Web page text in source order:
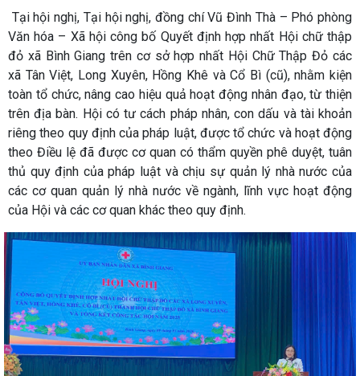
Tại hội nghị, Tại hội nghị, đồng chí Vũ Đình Thà – Phó phòng
Văn hóa – Xã hội công bố Quyết định hợp nhất Hội chữ thập
đỏ xã Bình Giang trên cơ sở hợp nhất Hội Chữ Thập Đỏ các
xã Tân Việt, Long Xuyên, Hồng Khê và Cổ Bì (cũ), nhằm kiện
toàn tổ chức, nâng cao hiệu quả hoạt động nhân đạo, từ thiện
trên địa bàn. Hội có tư cách pháp nhân, con dấu và tài khoản
riêng theo quy định của pháp luật, được tổ chức và hoạt động
theo Điều lệ đã được cơ quan có thẩm quyền phê duyệt, tuân
thủ quy định của pháp luật và chịu sự quản lý nhà nước của
các cơ quan quản lý nhà nước về ngành, lĩnh vực hoạt động
của Hội và các cơ quan khác theo quy định.